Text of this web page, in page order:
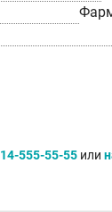
555-55-55 или